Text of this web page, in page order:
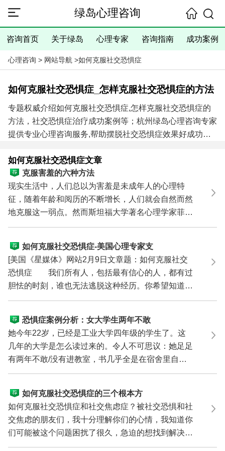
绿岛心理咨询
咨询首页 关于绿岛 心理专家 咨询指南 成功案例
心理咨询 > 网站导航 >如何克服社交恐惧症
如何克服社交恐惧症_怎样克服社交恐惧症的方法
专题权威介绍如何克服社交恐惧症,怎样克服社交恐惧症的
方法，社交恐惧症治疗成功案例等；杭州绿岛心理咨询专家
提供专业心理咨询服务,帮助摆脱社交恐惧症效果好成功案
社交恐惧症心理医生咨询电话:
13306538268（手机微信同号）
知
如何克服社交恐惧症文章
克服害羞的六种方法
现实生活中，人们总以为害羞是未成年人的心理特
征，随着年龄和阅历的不断增长，人们就会自然而然
地克服这一弱点。然而斯坦福大学著名心理学家菲利
普·津巴多...
如何克服社交恐惧症-美国心理专家支
招
[美国《星媒体》网站2月9日文章题：如何克服社交
恐惧症 我们所有人，包括最有信心的人，都有过
胆怯的时刻，谁也无法逃脱这种经历。你希望知道为
什么会产生...
恐惧症案例分析：女大学生两年不敢
进教室
她今年22岁，已经是工业大学四年级的学生了。这
几年的大学是怎么读过来的。令人不可思议：她足足
有两年不敢/没有进教室，书几乎全是在宿舍里自己
读的，有时抄...
如何克服社交恐惧症的三个根本方
法？
如何克服社交恐惧症和社交焦虑症？被社交恐惧和社
交焦虑的朋友们，我十分理解你们的心情，我知道你
们可能被这个问题困扰了很久，急迫的想找到解决的
方法，能...